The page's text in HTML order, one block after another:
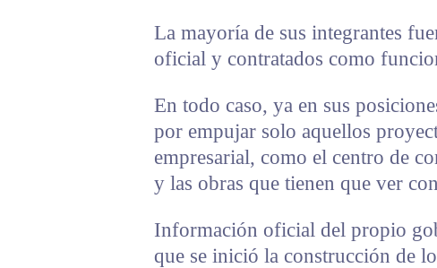
La mayoría de sus integrantes
oficial y contratados como
En todo caso, ya en sus
por empujar solo aquellos
empresarial, como el centro de
y las obras que tienen que ver
Información oficial del propio
que se inició la construcción de